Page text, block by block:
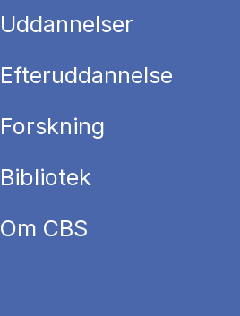
Uddannelser
Efteruddannelse
Forskning
Bibliotek
Om CBS